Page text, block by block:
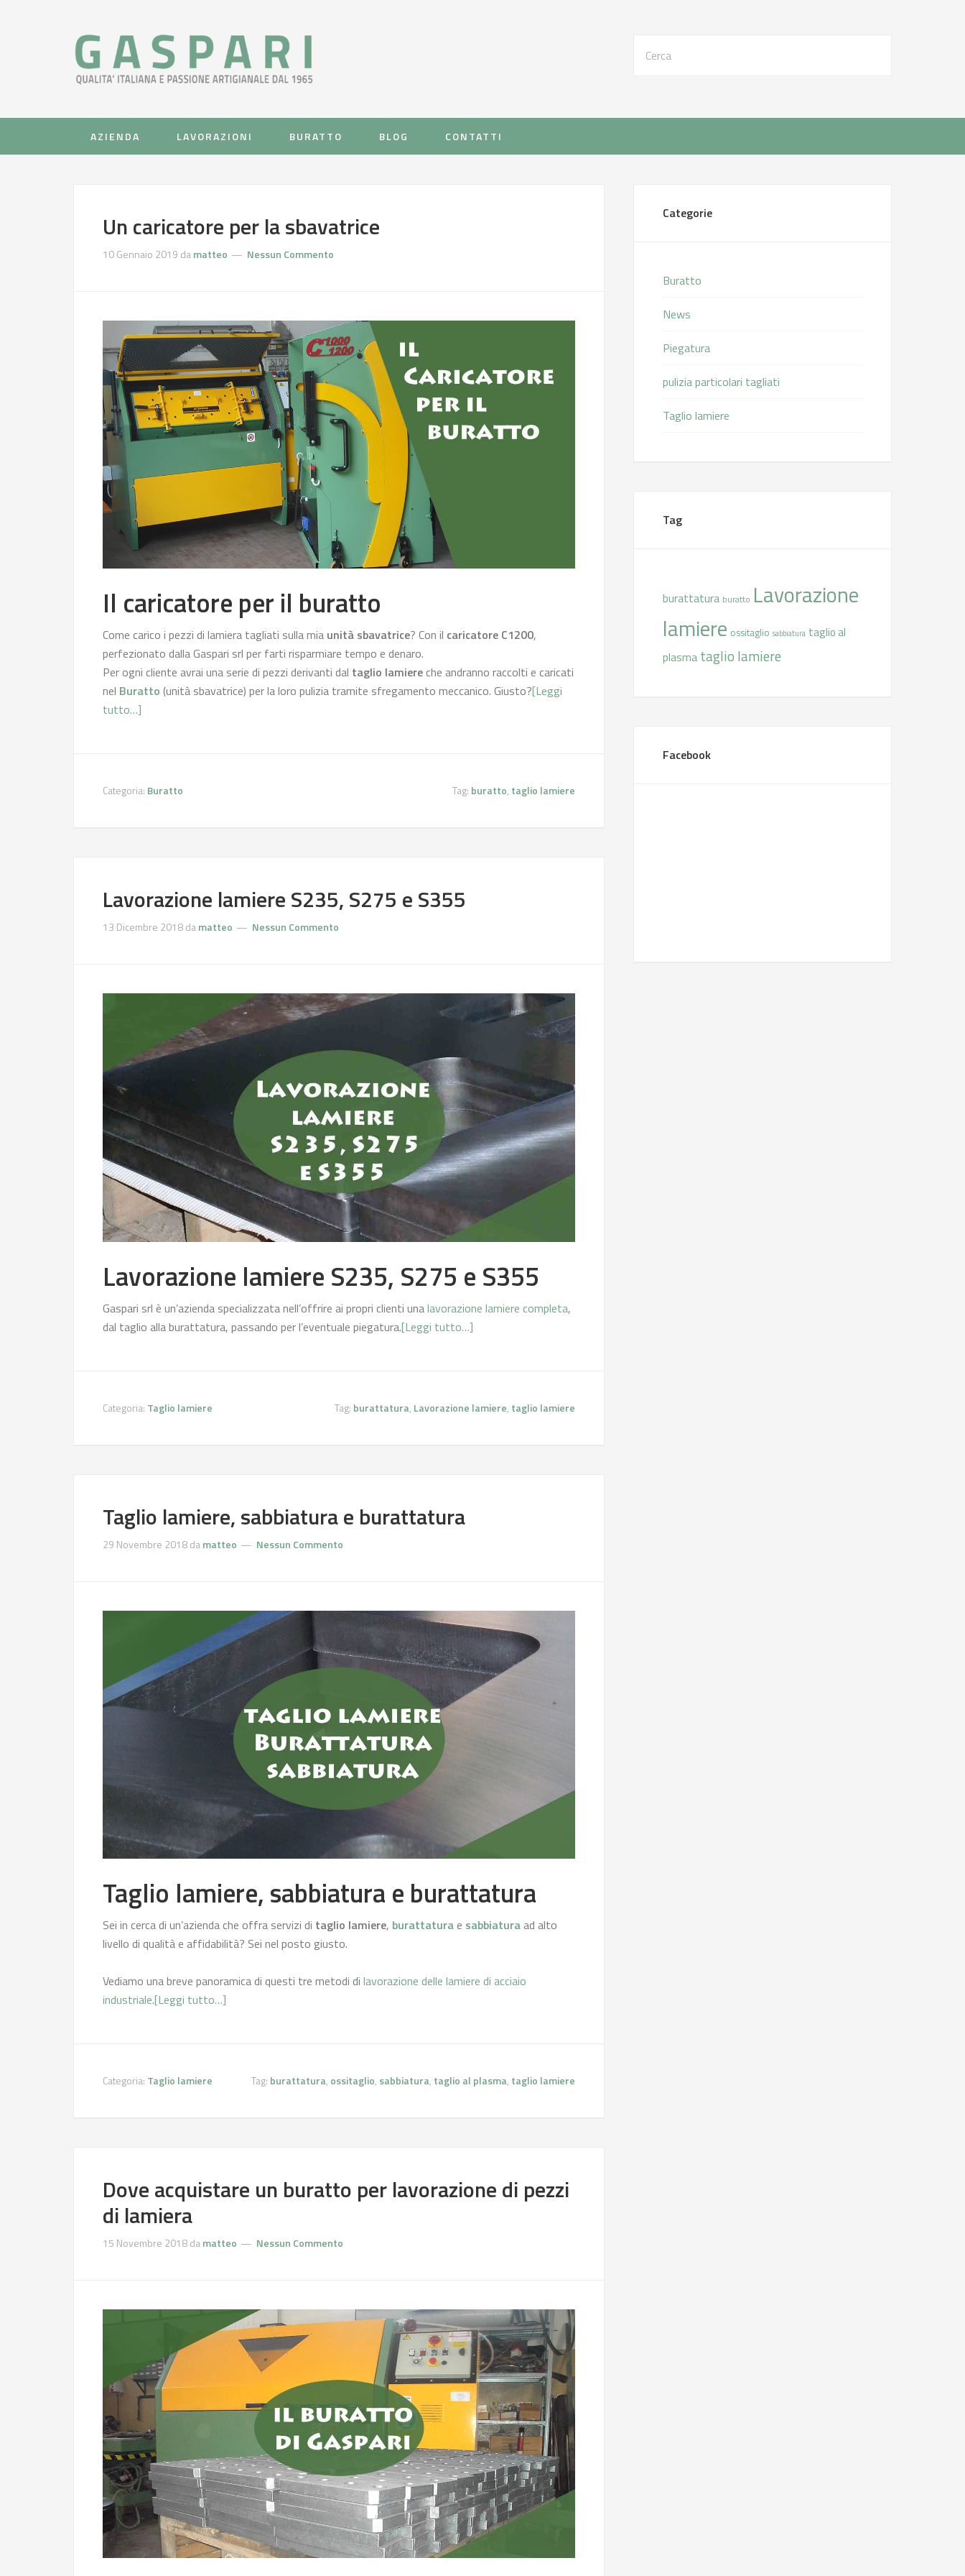
AZIENDA LAVORAZIONI BURATTO BLOG CONTATTI
Un caricatore per la sbavatrice
10 Gennaio 2019 damatteo Nessun Commento
Il caricatore per il buratto
Come carico i pezzi di lamiera tagliati sulla mia unità sbavatrice? Con il caricatore C1200,
perfezionato dalla Gaspari srl per farti risparmiare tempo e denaro.
Per ogni cliente avrai una serie di pezzi derivanti dal taglio lamiereche andranno raccolti e caricati
nel Buratto (unità sbavatrice) per la loro pulizia tramite sfregamento meccanico. Giusto?[Leggi
tutto…]
Categoria: Buratto Tag: buratto, taglio lamiere
Lavorazione lamiere S235, S275 e S355
13 Dicembre 2018damatteo Nessun Commento
Lavorazione lamiere S235, S275 e S355
Gaspari srl è un’azienda specializzata nell’offrire ai propri clienti unalavorazione lamiere completa,
dal taglio alla burattatura, passando per l’eventuale piegatura.[Leggi tutto…]
Categoria: Taglio lamiere Tag: burattatura, Lavorazione lamiere, taglio lamiere
Taglio lamiere, sabbiatura e burattatura
29 Novembre 2018damatteo Nessun Commento
Taglio lamiere, sabbiatura e burattatura
Sei in cerca di un’azienda che offra servizi di taglio lamiere, burattaturae sabbiatura ad alto
livello di qualità e affidabilità? Sei nel posto giusto.
Vediamo una breve panoramica di questi tre metodi di lavorazione delle lamiere di acciaio
industriale.[Leggi tutto…]
Categoria: Taglio lamiere Tag: burattatura, ossitaglio, sabbiatura, taglio al plasma, taglio lamiere
Dove acquistare un buratto per lavorazione di pezzi
di lamiera
15 Novembre 2018damatteo Nessun Commento
Categorie
Buratto
News
Piegatura
pulizia particolari tagliati
Taglio lamiere
Tag
burattatura buratto Lavorazione
lamiere ossitaglio sabbiatura taglio al
plasma taglio lamiere
Facebook